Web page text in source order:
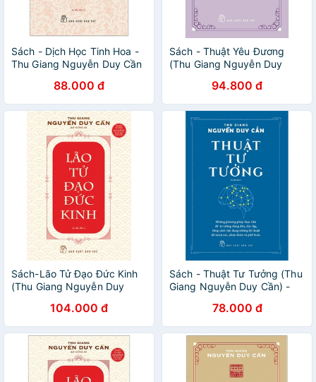
Sách - Dịch Học Tinh Hoa -
Thu Giang Nguyễn Duy Cần
88.000 đ
Sách - Thuật Yêu Đương
(Thu Giang Nguyễn Duy
94.800 đ
Sách-Lão Tử Đạo Đức Kinh
(Thu Giang Nguyễn Duy
104.000 đ
Sách - Thuật Tư Tưởng (Thu
Giang Nguyễn Duy Cần) -
78.000 đ